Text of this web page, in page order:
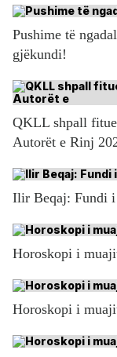
Pushime të
gjëkundi!
QKLL shpall
Autorët e Rinj
Ilir Beqaj: Fundi
Horoskopi i
Horoskopi i